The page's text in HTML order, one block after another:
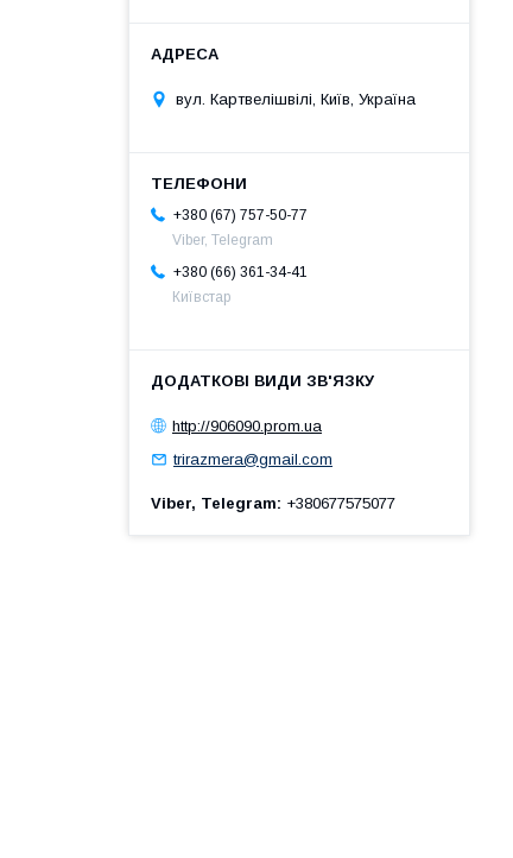
вул. Картвелішвілі, Київ, Україна
+380 (67) 757-50-77
Viber, Telegram
+380 (66) 361-34-41
Київстар
http://906090.prom.ua
trirazmera@gmail.com
Viber, Telegram +380677575077